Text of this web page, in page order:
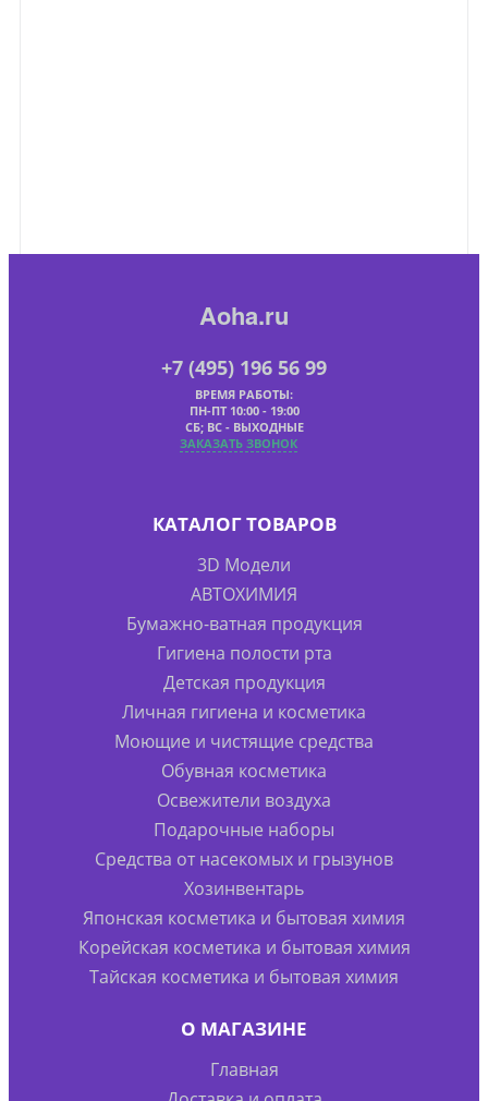
Aoha.ru
+7 (495) 196 56 99
ВРЕМЯ РАБОТЫ:
ПН-ПТ 10:00 - 19:00
СБ; ВС - ВЫХОДНЫЕ
ЗАКАЗАТЬ ЗВОНОК
КАТАЛОГ ТОВАРОВ
3D Модели
АВТОХИМИЯ
Бумажно-ватная продукция
Гигиена полости рта
Детская продукция
Личная гигиена и косметика
Моющие и чистящие средства
Обувная косметика
Освежители воздуха
Подарочные наборы
Средства от насекомых и грызунов
Хозинвентарь
Японская косметика и бытовая химия
Корейская косметика и бытовая химия
Тайская косметика и бытовая химия
О МАГАЗИНЕ
Главная